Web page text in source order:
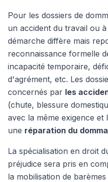
Pour les dossiers de
un accident du travail ou
démarche diffère mais
reconnaissance formelle
incapacité temporaire,
d'agrément, etc. Les
concernés par les
(chute, blessure
avec la même exigence
une réparation du
La spécialisation en droit
préjudice sera pris en
la mobilisation de